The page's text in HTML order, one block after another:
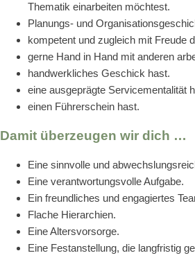
Thematik einarbeiten möchtest.
Planungs- und
kompetent und zugleich mit Freude
gerne Hand in Hand mit anderen
handwerkliches Geschick hast.
eine ausgeprägte Servicementalität
einen Führerschein hast.
Damit überzeugen wir dich …
Eine sinnvolle und
Eine verantwortungsvolle Aufgabe.
Ein freundliches und engagiertes
Flache Hierarchien.
Eine Altersvorsorge.
Eine Festanstellung, die langfristig